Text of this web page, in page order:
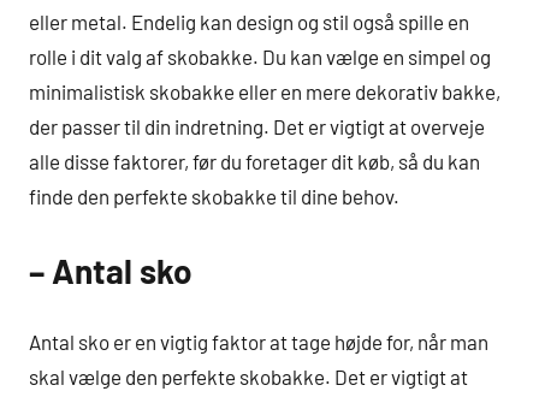
eller metal. Endelig kan design og stil også spille en
rolle i dit valg af skobakke. Du kan vælge en simpel og
minimalistisk skobakke eller en mere dekorativ bakke,
der passer til din indretning. Det er vigtigt at overveje
alle disse faktorer, før du foretager dit køb, så du kan
finde den perfekte skobakke til dine behov.
– Antal sko
Antal sko er en vigtig faktor at tage højde for, når man
skal vælge den perfekte skobakke. Det er vigtigt at